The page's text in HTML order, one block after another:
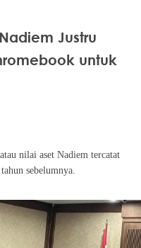
Justru
untuk
nilai aset Nadiem tercatat
sebelumnya.